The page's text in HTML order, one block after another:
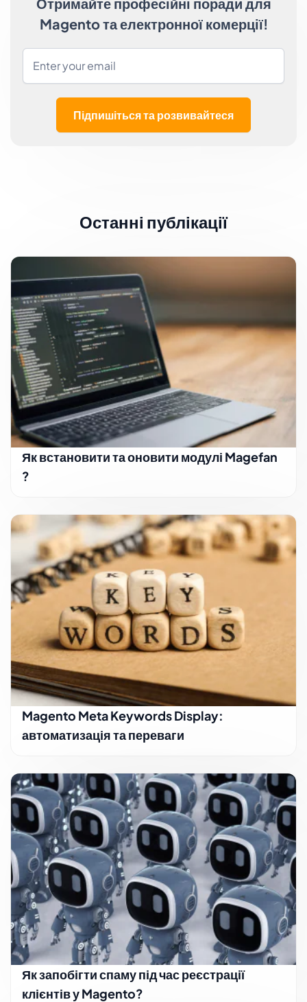
Magento та електронної комерції!
Підпишіться та розвивайтеся
Останні публікації
Як встановити та оновити модулі Magefan
?
Magento Meta Keywords Display:
автоматизація та переваги
Як запобігти спаму під час реєстрації
клієнтів у Magento?